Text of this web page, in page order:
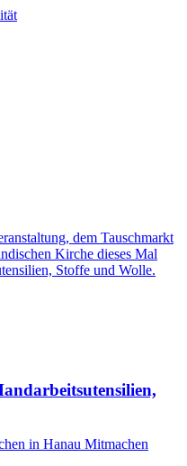
dem Tauschmarkt
Kirche dieses Mal
Stoffe und Wolle.
in Hanau Mitmachen